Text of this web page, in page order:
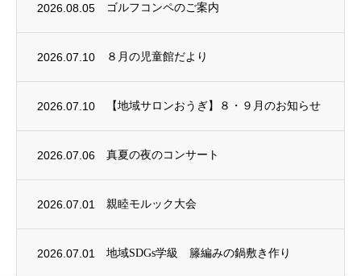
2026.08.05 ゴルフコンペのご案内
2026.07.10 ８月の児童館だより
2026.07.10 【地域サロンおうぎ】８・９月のお知らせ
2026.07.06 真夏の夜のコンサート
2026.07.01 親睦モルック大会
2026.07.01 地域SDGs学級 籐編みの鍋敷き作り